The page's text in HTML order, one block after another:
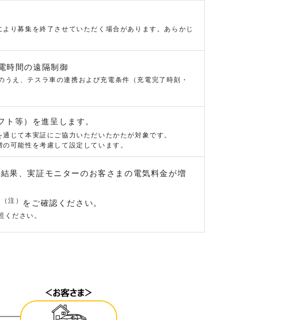
り募集を終了させていただく場合があります。あらかじ
時間の遠隔制御
え、テスラ車の連携および充電条件（充電完了時刻・
等）を進呈します。
じて本実証にご協力いただいたかたが対象です。
可能性を考慮して設定しています。
果、実証モニターのお客さまの電気料金が増
（注） をご確認ください。
ください。